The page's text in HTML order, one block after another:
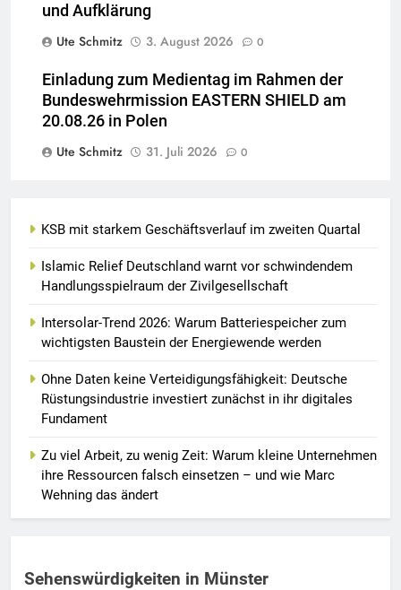
und Aufklärung
Ute Schmitz
3. August 2026 0
Einladung zum Medientag im Rahmen der
Bundeswehrmission EASTERN SHIELD am
20.08.26 in Polen
Ute Schmitz
31. Juli 2026 0
KSB mit starkem Geschäftsverlauf im zweiten Quartal
Islamic Relief Deutschland warnt vor schwindendem
Handlungsspielraum der Zivilgesellschaft
Intersolar-Trend 2026: Warum Batteriespeicher zum
wichtigsten Baustein der Energiewende werden
Ohne Daten keine Verteidigungsfähigkeit: Deutsche
Rüstungsindustrie investiert zunächst in ihr digitales
Fundament
Zu viel Arbeit, zu wenig Zeit: Warum kleine Unternehmen
ihre Ressourcen falsch einsetzen – und wie Marc
Wehning das ändert
Sehenswürdigkeiten in Münster